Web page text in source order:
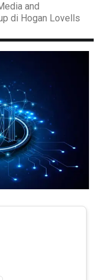
and
di Hogan Lovells